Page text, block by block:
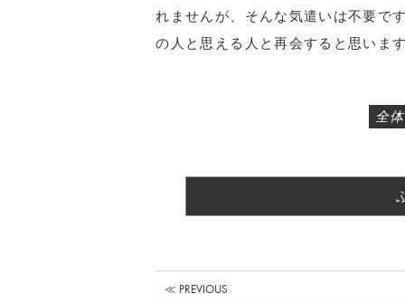
れませんが、そんな気遣いは不要で
の人と思える人と再会すると思いま
全
≪ PREVIOUS